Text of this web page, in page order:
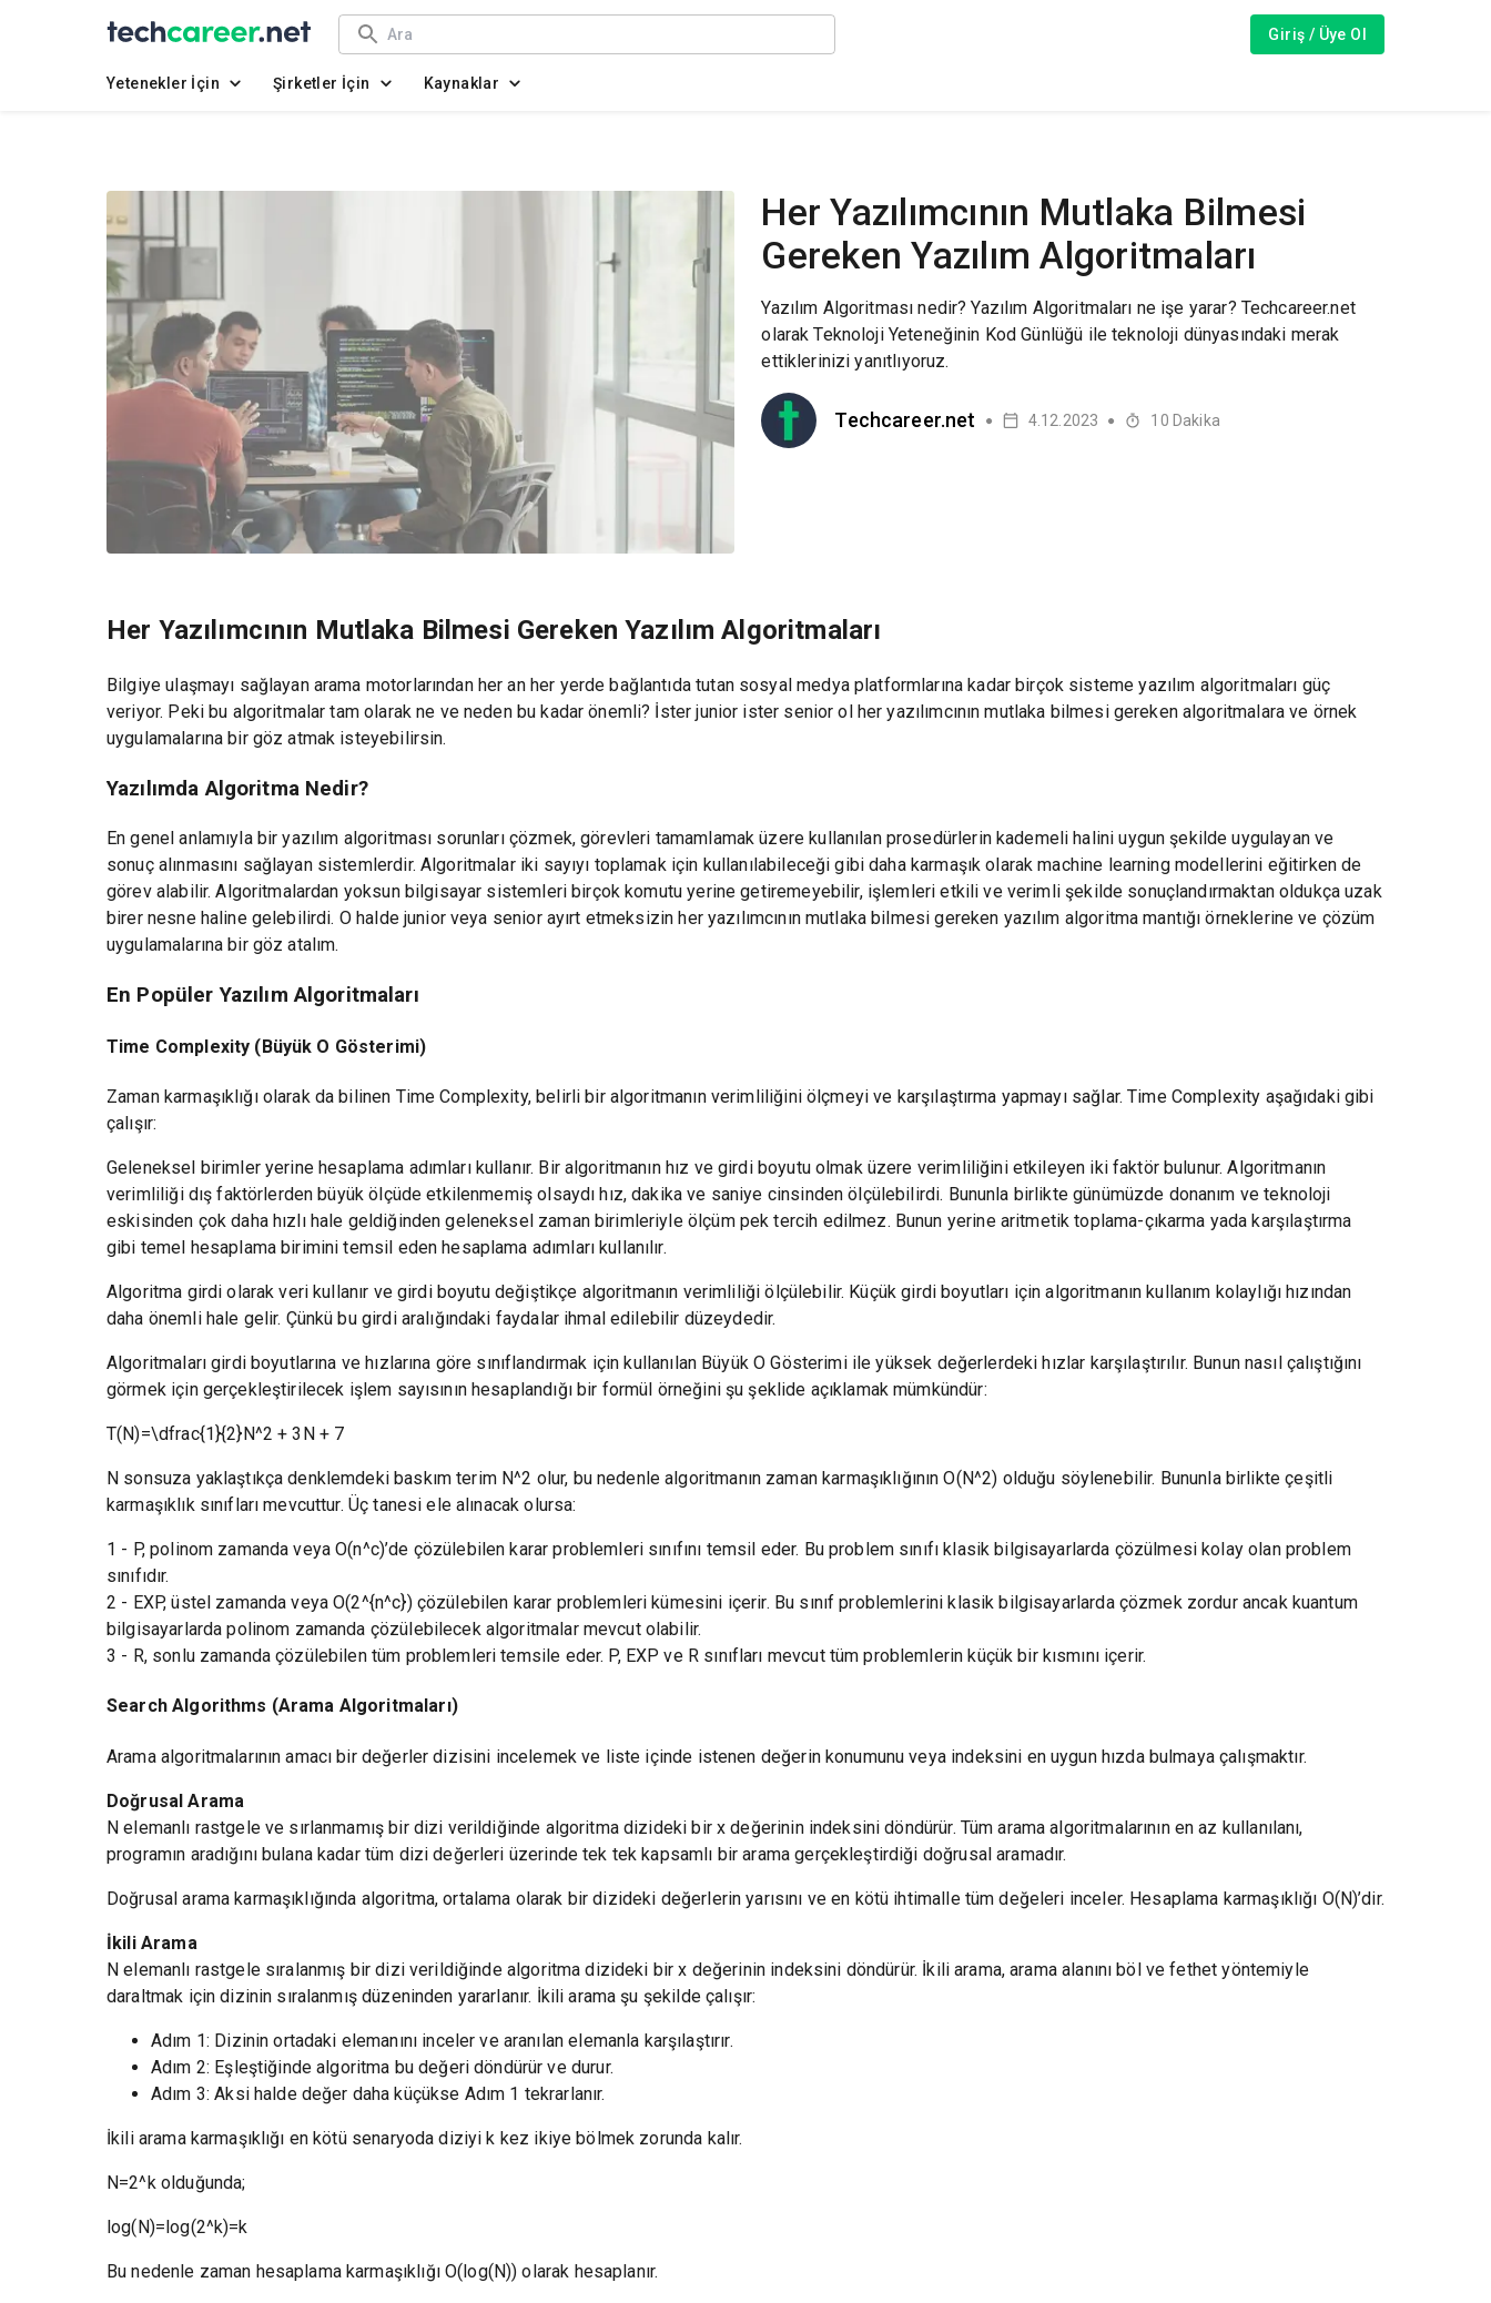
Giriş / Üye Ol
Yetenekler İçin Şirketler İçin Kaynaklar
Her Yazılımcının Mutlaka Bilmesi
Gereken Yazılım Algoritmaları
Yazılım Algoritması nedir? Yazılım Algoritmaları ne işe yarar? Techcareer.net
olarak Teknoloji Yeteneğinin Kod Günlüğü ile teknoloji dünyasındaki merak
ettiklerinizi yanıtlıyoruz.
Techcareer.net ● 4.12.2023 ● 10 Dakika
Her Yazılımcının Mutlaka Bilmesi Gereken Yazılım Algoritmaları
Bilgiye ulaşmayı sağlayan arama motorlarından her an her yerde bağlantıda tutan sosyal medya platformlarına kadar birçok sisteme yazılım algoritmaları güç
veriyor. Peki bu algoritmalar tam olarak ne ve neden bu kadar önemli? İster junior ister senior ol her yazılımcının mutlaka bilmesi gereken algoritmalara ve örnek
uygulamalarına bir göz atmak isteyebilirsin.
Yazılımda Algoritma Nedir?
En genel anlamıyla bir yazılım algoritması sorunları çözmek, görevleri tamamlamak üzere kullanılan prosedürlerin kademeli halini uygun şekilde uygulayan ve
sonuç alınmasını sağlayan sistemlerdir. Algoritmalar iki sayıyı toplamak için kullanılabileceği gibi daha karmaşık olarak machine learning modellerini eğitirken de
görev alabilir. Algoritmalardan yoksun bilgisayar sistemleri birçok komutu yerine getiremeyebilir, işlemleri etkili ve verimli şekilde sonuçlandırmaktan oldukça uzak
birer nesne haline gelebilirdi. O halde junior veya senior ayırt etmeksizin her yazılımcının mutlaka bilmesi gereken yazılım algoritma mantığı örneklerine ve çözüm
uygulamalarına bir göz atalım.
En Popüler Yazılım Algoritmaları
Time Complexity (Büyük O Gösterimi)
Zaman karmaşıklığı olarak da bilinen Time Complexity, belirli bir algoritmanın verimliliğini ölçmeyi ve karşılaştırma yapmayı sağlar. Time Complexity aşağıdaki gibi
çalışır:
Geleneksel birimler yerine hesaplama adımları kullanır. Bir algoritmanın hız ve girdi boyutu olmak üzere verimliliğini etkileyen iki faktör bulunur. Algoritmanın
verimliliği dış faktörlerden büyük ölçüde etkilenmemiş olsaydı hız, dakika ve saniye cinsinden ölçülebilirdi. Bununla birlikte günümüzde donanım ve teknoloji
eskisinden çok daha hızlı hale geldiğinden geleneksel zaman birimleriyle ölçüm pek tercih edilmez. Bunun yerine aritmetik toplama-çıkarma yada karşılaştırma
gibi temel hesaplama birimini temsil eden hesaplama adımları kullanılır.
Algoritma girdi olarak veri kullanır ve girdi boyutu değiştikçe algoritmanın verimliliği ölçülebilir. Küçük girdi boyutları için algoritmanın kullanım kolaylığı hızından
daha önemli hale gelir. Çünkü bu girdi aralığındaki faydalar ihmal edilebilir düzeydedir.
Algoritmaları girdi boyutlarına ve hızlarına göre sınıflandırmak için kullanılan Büyük O Gösterimi ile yüksek değerlerdeki hızlar karşılaştırılır. Bunun nasıl çalıştığını
görmek için gerçekleştirilecek işlem sayısının hesaplandığı bir formül örneğini şu şeklide açıklamak mümkündür:
T(N)=\dfrac{1}{2}N^2 + 3N + 7
N sonsuza yaklaştıkça denklemdeki baskım terim N^2 olur, bu nedenle algoritmanın zaman karmaşıklığının O(N^2) olduğu söylenebilir. Bununla birlikte çeşitli
karmaşıklık sınıfları mevcuttur. Üç tanesi ele alınacak olursa:
1 - P, polinom zamanda veya O(n^c)’de çözülebilen karar problemleri sınıfını temsil eder. Bu problem sınıfı klasik bilgisayarlarda çözülmesi kolay olan problem
sınıfıdır.
2 - EXP, üstel zamanda veya O(2^{n^c}) çözülebilen karar problemleri kümesini içerir. Bu sınıf problemlerini klasik bilgisayarlarda çözmek zordur ancak kuantum
bilgisayarlarda polinom zamanda çözülebilecek algoritmalar mevcut olabilir.
3 - R, sonlu zamanda çözülebilen tüm problemleri temsile eder. P, EXP ve R sınıfları mevcut tüm problemlerin küçük bir kısmını içerir.
Search Algorithms (Arama Algoritmaları)
Arama algoritmalarının amacı bir değerler dizisini incelemek ve liste içinde istenen değerin konumunu veya indeksini en uygun hızda bulmaya çalışmaktır.
Doğrusal Arama
N elemanlı rastgele ve sırlanmamış bir dizi verildiğinde algoritma dizideki bir x değerinin indeksini döndürür. Tüm arama algoritmalarının en az kullanılanı,
programın aradığını bulana kadar tüm dizi değerleri üzerinde tek tek kapsamlı bir arama gerçekleştirdiği doğrusal aramadır.
Doğrusal arama karmaşıklığında algoritma, ortalama olarak bir dizideki değerlerin yarısını ve en kötü ihtimalle tüm değeleri inceler. Hesaplama karmaşıklığı O(N)’dir.
İkili Arama
N elemanlı rastgele sıralanmış bir dizi verildiğinde algoritma dizideki bir x değerinin indeksini döndürür. İkili arama, arama alanını böl ve fethet yöntemiyle
daraltmak için dizinin sıralanmış düzeninden yararlanır. İkili arama şu şekilde çalışır:
Adım 1: Dizinin ortadaki elemanını inceler ve aranılan elemanla karşılaştırır.
Adım 2: Eşleştiğinde algoritma bu değeri döndürür ve durur.
Adım 3: Aksi halde değer daha küçükse Adım 1 tekrarlanır.
İkili arama karmaşıklığı en kötü senaryoda diziyi k kez ikiye bölmek zorunda kalır.
N=2^k olduğunda;
log(N)=log(2^k)=k
Bu nedenle zaman hesaplama karmaşıklığı O(log(N)) olarak hesaplanır.